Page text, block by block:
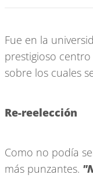
Fue en la
prestigioso
sobre los cuales
Re-reelección
Como no podía
más punzantes.